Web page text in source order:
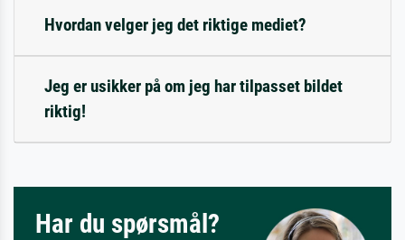
Hvordan velger jeg det riktige mediet?
Jeg er usikker på om jeg har tilpasset bildet
riktig!
Har du spørsmål?